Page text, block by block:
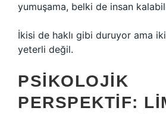
yumuşama, belki de insan
İkisi de haklı gibi duruyor ama
yeterli değil.
PSIKOLOJIK
PERSPEKTIF: